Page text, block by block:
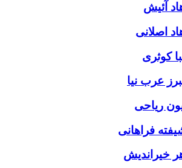
آئیش
اصلانی
کوثری
عرب نیا
ریاحی
فراهانی
خیراندیش